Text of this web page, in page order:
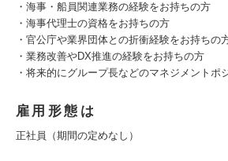
・海事・船員関連業務の経験をお持ちの方
・海事代理士の資格をお持ちの方
・官公庁や業界団体との折衝経験をお持ちの
・業務改善やDX推進の経験をお持ちの方
・将来的にグループ長などのマネジメントポ
雇用形態は
正社員（期間の定めなし）